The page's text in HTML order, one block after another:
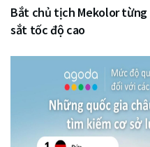
Bắt chủ tịch Mekolor từng
sắt tốc độ cao